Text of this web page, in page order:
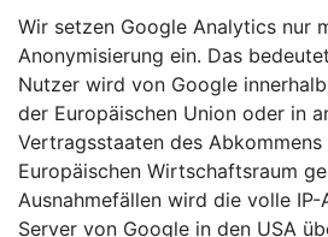
Wir setzen Google Analytics nur
Anonymisierung ein. Das
Nutzer wird von Google
der Europäischen Union oder in
Vertragsstaaten des Abkommens
Europäischen Wirtschaftsraum
Ausnahmefällen wird die volle IP-
Server von Google in den USA